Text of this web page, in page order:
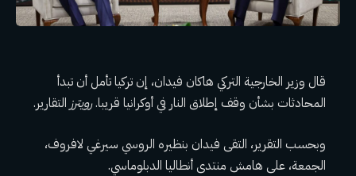
قال وزير الخارجية التركي هاكان فيدان، إن تركيا تأمل أن تبدأ
المحادثات بشأن وقف إطلاق النار في أوكرانيا قريبا.رويترز التقارير.
وبحسب التقرير، التقى فيدان بنظيره الروسي سيرغي لافروف،
الجمعة، على هامش منتدى أنطاليا الدبلوماسي.